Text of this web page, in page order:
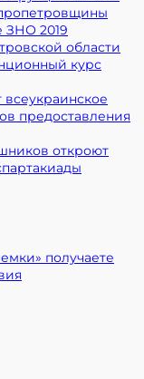
ЗНО 2019
области
курс
предоставления
откроют
получаете